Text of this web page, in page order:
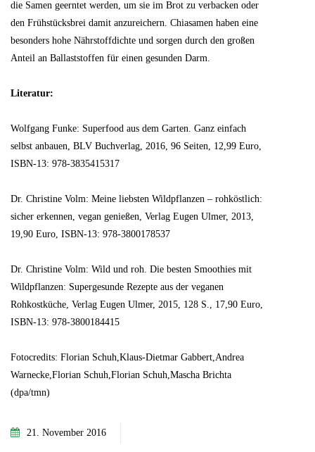
die Samen geerntet werden, um sie im Brot zu verbacken oder
den Frühstücksbrei damit anzureichern. Chiasamen haben eine
besonders hohe Nährstoffdichte und sorgen durch den großen
Anteil an Ballaststoffen für einen gesunden Darm.
Literatur:
Wolfgang Funke: Superfood aus dem Garten. Ganz einfach
selbst anbauen, BLV Buchverlag, 2016, 96 Seiten, 12,99 Euro,
ISBN-13: 978-3835415317
Dr. Christine Volm: Meine liebsten Wildpflanzen – rohköstlich:
sicher erkennen, vegan genießen, Verlag Eugen Ulmer, 2013,
19,90 Euro, ISBN-13: 978-3800178537
Dr. Christine Volm: Wild und roh. Die besten Smoothies mit
Wildpflanzen: Supergesunde Rezepte aus der veganen
Rohkostküche, Verlag Eugen Ulmer, 2015, 128 S., 17,90 Euro,
ISBN-13: 978-3800184415
Fotocredits: Florian Schuh,Klaus-Dietmar Gabbert,Andrea
Warnecke,Florian Schuh,Florian Schuh,Mascha Brichta
(dpa/tmn)
21. November 2016